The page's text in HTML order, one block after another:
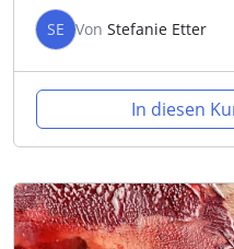
SE Von Stefanie Etter
In diesen